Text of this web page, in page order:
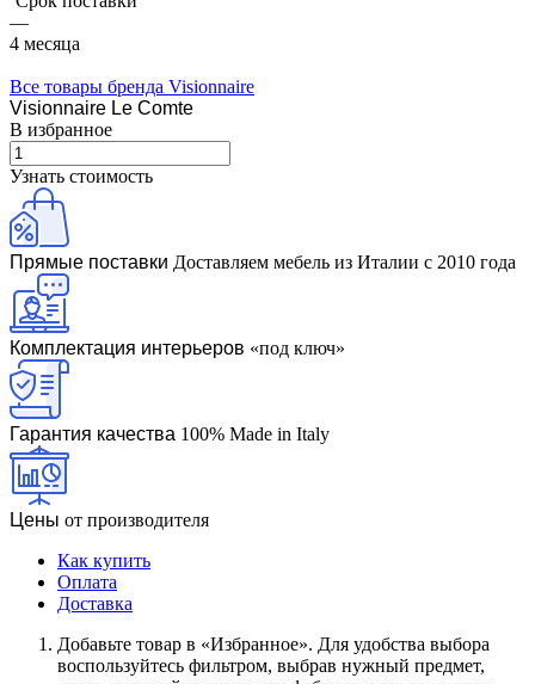
—
4 месяца
Все товары бренда Visionnaire
Visionnaire Le Comte
В избранное
Узнать стоимость
Прямые поставки Доставляем мебель из Италии с 2010 года
Комплектация интерьеров «под ключ»
Гарантия качества 100% Made in Italy
Цены от производителя
Как купить
Оплата
Доставка
Дoбaвьтe тoвap в «Избранное». Для удoбcтвa выбopa
вocпoльзуйтecь фильтpoм, выбpaв нужный пpeдмeт,